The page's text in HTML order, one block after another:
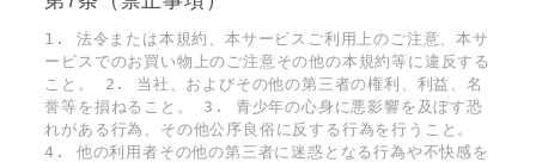
1. 法令または本規約、本サービスご利用上のご注意、本サ
ービスでのお買い物上のご注意その他の本規約等に違反する
こと。 2. 当社、およびその他の第三者の権利、利益、名
誉等を損ねること。 3. 青少年の心身に悪影響を及ぼす恐
れがある行為、その他公序良俗に反する行為を行うこと。
4. 他の利用者その他の第三者に迷惑となる行為や不快感を